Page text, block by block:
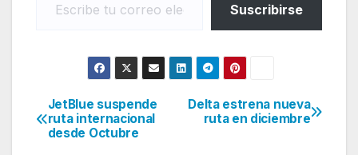
Suscribirse
Navegación
de
Delta estrena nueva
ruta en diciembre
JetBlue suspende
ruta internacional
desde Octubre